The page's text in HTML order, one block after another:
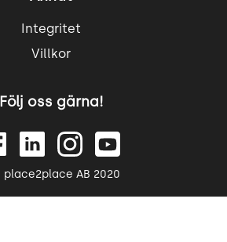
Integritet
Villkor
Följ oss gärna!
place2place AB 2020